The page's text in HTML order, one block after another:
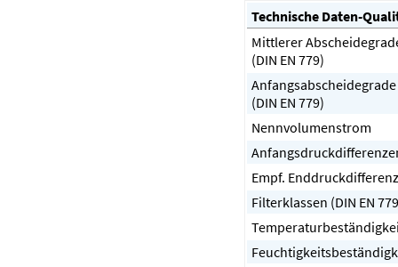
Technische Daten-
Mittlerer
(DIN EN 779)
Anfangsabscheidegrade
(DIN EN 779)
Nennvolumenstrom
Empf. Enddruckdifferenz
Filterklassen (DIN EN